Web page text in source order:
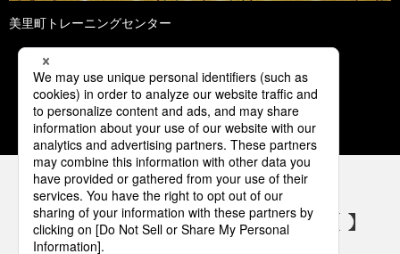
美里町トレーニングセンター
1 2 3 4 5
パナソニックの電気設備 SNSアカウント